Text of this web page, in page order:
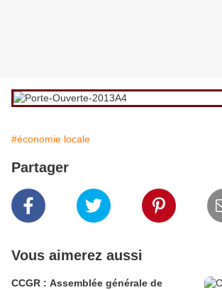
#économie locale
Partager
Vous aimerez aussi
CCGR : Assemblée générale de